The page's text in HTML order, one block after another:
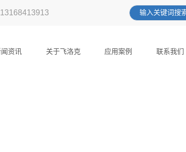
资讯 关于飞洛克 应用案例 联系我们